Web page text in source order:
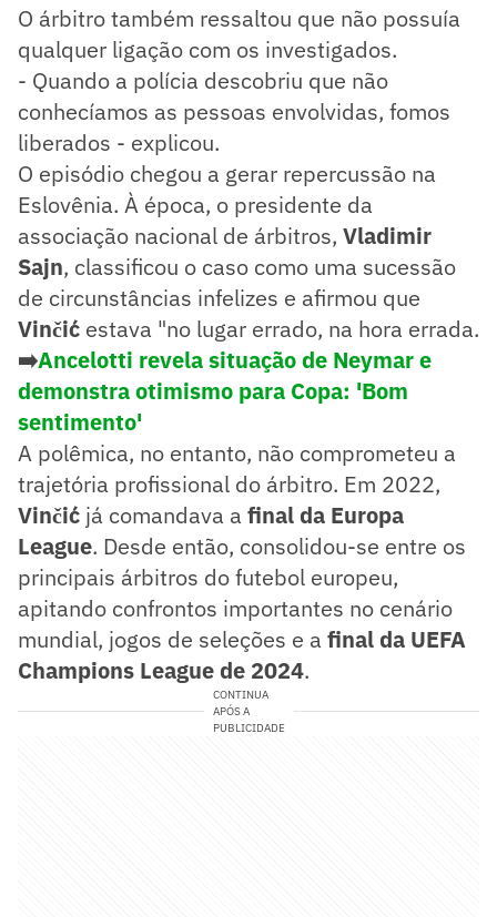
O árbitro também ressaltou que não possuía
qualquer ligação com os investigados.
- Quando a polícia descobriu que não
conhecíamos as pessoas envolvidas, fomos
liberados - explicou.
O episódio chegou a gerar repercussão na
Eslovênia. À época, o presidente da
associação nacional de árbitros, Vladimir
Sajn, classificou o caso como uma sucessão
de circunstâncias infelizes e afirmou que
Vinčić estava "no lugar errado, na hora errada.
➡️Ancelotti revela situação de Neymar e
demonstra otimismo para Copa: 'Bom
sentimento'
A polêmica, no entanto, não comprometeu a
trajetória profissional do árbitro. Em 2022,
Vinčić já comandava a final da Europa
League. Desde então, consolidou-se entre os
principais árbitros do futebol europeu,
apitando confrontos importantes no cenário
mundial, jogos de seleções e a final da UEFA
Champions League de 2024.
CONTINUA
APÓS A
PUBLICIDADE